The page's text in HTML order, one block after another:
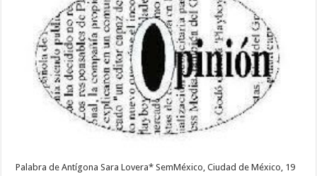
Palabra de Antígona Sara Lovera* SemMéxico, Ciudad de México, 19